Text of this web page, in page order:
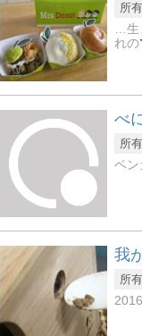
所
…
れの
べ
所
ベン
我
所